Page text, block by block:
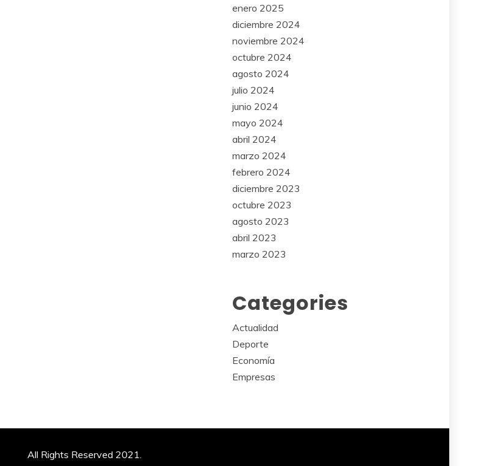
enero 2025
diciembre 2024
noviembre 2024
octubre 2024
agosto 2024
julio 2024
junio 2024
mayo 2024
abril 2024
marzo 2024
febrero 2024
diciembre 2023
octubre 2023
agosto 2023
abril 2023
marzo 2023
Categories
Actualidad
Deporte
Economía
Empresas
All Rights Reserved 2021.